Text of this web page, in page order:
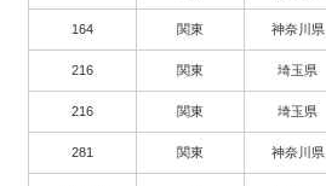
164 関東 神奈川県
216 関東 埼玉県
216 関東 埼玉県
281 関東 神奈川県